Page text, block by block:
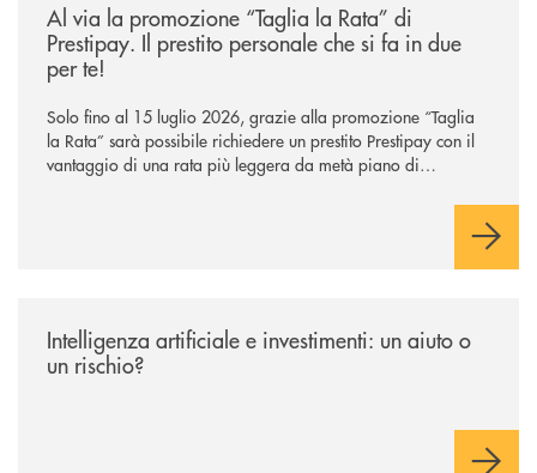
Al via la promozione “Taglia la Rata” di
Prestipay. Il prestito personale che si fa in due
per te!
Solo fino al 15 luglio 2026, grazie alla promozione “Taglia
la Rata” sarà possibile richiedere un prestito Prestipay con il
vantaggio di una rata più leggera da metà piano di
Intelligenza artificiale e investimenti: un aiuto o
un rischio?